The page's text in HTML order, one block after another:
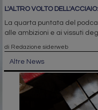
L'ALTRO VOLTO
La quarta puntata del
alle ambizioni e ai vissuti
di Redazione siderweb
Altre News